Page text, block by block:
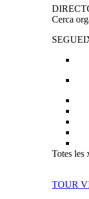
Cerca
Totes les
TOUR